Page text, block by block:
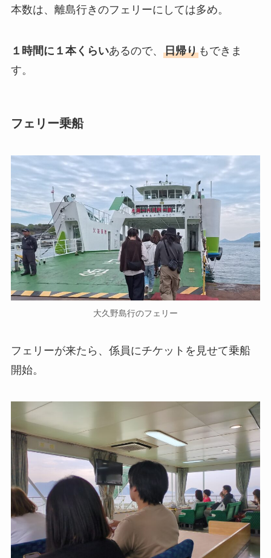
本数は、離島行きのフェリーにしては多め。
１時間に１本くらいあるので、 日帰りもできま
す。
フェリー乗船
大久野島行のフェリー
フェリーが来たら、係員にチケットを見せて乗船
開始。